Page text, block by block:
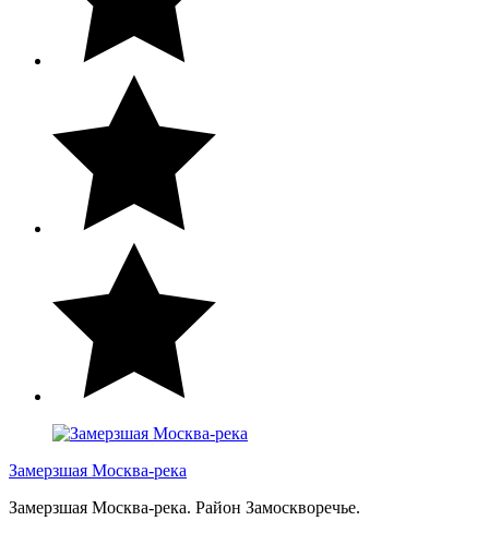
Замерзшая Москва-река
Замерзшая Москва-река. Район Замоскворечье.